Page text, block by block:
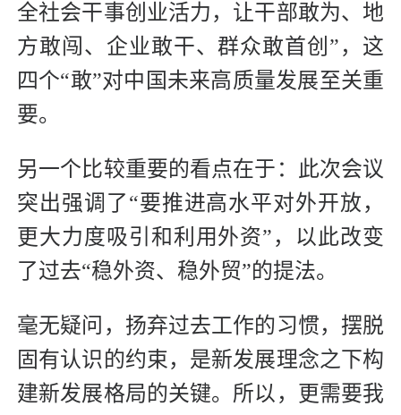
全社会干事创业活力，让干部敢为、地
方敢闯、企业敢干、群众敢首创”，这
四个“敢”对中国未来高质量发展至关重
要。
另一个比较重要的看点在于：此次会议
突出强调了“要推进高水平对外开放，
更大力度吸引和利用外资”，以此改变
了过去“稳外资、稳外贸”的提法。
毫无疑问，扬弃过去工作的习惯，摆脱
固有认识的约束，是新发展理念之下构
建新发展格局的关键。所以，更需要我